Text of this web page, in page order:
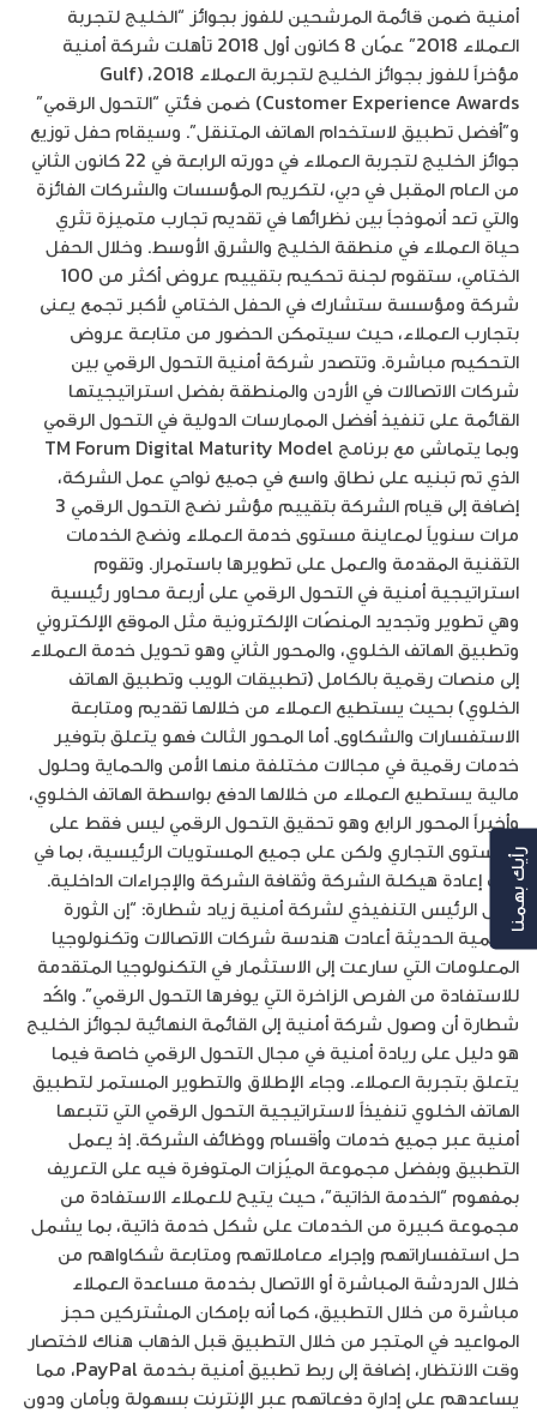
أمنية ضمن قائمة المرشحين للفوز بجوائز “الخليج لتجربة
العملاء 2018” عمّان 8 كانون أول 2018 تأهلت شركة أمنية
مؤخراً للفوز بجوائز الخليج لتجربة العملاء 2018، (Gulf
Customer Experience Awards) ضمن فئتي “التحول الرقمي”
و”أفضل تطبيق لاستخدام الهاتف المتنقل”. وسيقام حفل توزيع
جوائز الخليج لتجربة العملاء في دورته الرابعة في 22 كانون الثاني
من العام المقبل في دبي، لتكريم المؤسسات والشركات الفائزة
والتي تعد أنموذجاً بين نظرائها في تقديم تجارب متميزة تثري
حياة العملاء في منطقة الخليج والشرق الأوسط. وخلال الحفل
الختامي، ستقوم لجنة تحكيم بتقييم عروض أكثر من 100
شركة ومؤسسة ستشارك في الحفل الختامي لأكبر تجمع يعنى
بتجارب العملاء، حيث سيتمكن الحضور من متابعة عروض
التحكيم مباشرة. وتتصدر شركة أمنية التحول الرقمي بين
شركات الاتصالات في الأردن والمنطقة بفضل استراتيجيتها
القائمة على تنفيذ أفضل الممارسات الدولية في التحول الرقمي
وبما يتماشى مع برنامج TM Forum Digital Maturity Model
الذي تم تبنيه على نطاق واسع في جميع نواحي عمل الشركة،
إضافة إلى قيام الشركة بتقييم مؤشر نضج التحول الرقمي 3
مرات سنوياً لمعاينة مستوى خدمة العملاء ونضج الخدمات
التقنية المقدمة والعمل على تطويرها باستمرار. وتقوم
استراتيجية أمنية في التحول الرقمي على أربعة محاور رئيسية
وهي تطوير وتجديد المنصّات الإلكترونية مثل الموقع الإلكتروني
وتطبيق الهاتف الخلوي، والمحور الثاني وهو تحويل خدمة العملاء
إلى منصات رقمية بالكامل (تطبيقات الويب وتطبيق الهاتف
الخلوي) بحيث يستطيع العملاء من خلالها تقديم ومتابعة
الاستفسارات والشكاوى. أما المحور الثالث فهو يتعلق بتوفير
خدمات رقمية في مجالات مختلفة منها الأمن والحماية وحلول
مالية يستطيع العملاء من خلالها الدفع بواسطة الهاتف الخلوي،
وأخيراً المحور الرابع وهو تحقيق التحول الرقمي ليس فقط على
المستوى التجاري ولكن على جميع المستويات الرئيسية، بما في
ذلك إعادة هيكلة الشركة وثقافة الشركة والإجراءات الداخلية.
وقال الرئيس التنفيذي لشركة أمنية زياد شطارة: “إن الثورة
الرقمية الحديثة أعادت هندسة شركات الاتصالات وتكنولوجيا
المعلومات التي سارعت إلى الاستثمار في التكنولوجيا المتقدمة
للاستفادة من الفرص الزاخرة التي يوفرها التحول الرقمي”. واكّد
شطارة أن وصول شركة أمنية إلى القائمة النهائية لجوائز الخليج
هو دليل على ريادة أمنية في مجال التحول الرقمي خاصة فيما
يتعلق بتجربة العملاء. وجاء الإطلاق والتطوير المستمر لتطبيق
الهاتف الخلوي تنفيذاً لاستراتيجية التحول الرقمي التي تتبعها
أمنية عبر جميع خدمات وأقسام ووظائف الشركة. إذ يعمل
التطبيق وبفضل مجموعة الميّزات المتوفرة فيه على التعريف
بمفهوم “الخدمة الذاتية”، حيث يتيح للعملاء الاستفادة من
مجموعة كبيرة من الخدمات على شكل خدمة ذاتية، بما يشمل
حل استفساراتهم وإجراء معاملاتهم ومتابعة شكاواهم من
خلال الدردشة المباشرة أو الاتصال بخدمة مساعدة العملاء
مباشرة من خلال التطبيق، كما أنه بإمكان المشتركين حجز
المواعيد في المتجر من خلال التطبيق قبل الذهاب هناك لاختصار
وقت الانتظار، إضافة إلى ربط تطبيق أمنية بـخدمة PayPal، مما
يساعدهم على إدارة دفعاتهم عبر الإنترنت بسهولة وبأمان ودون
رأيك بهمنا